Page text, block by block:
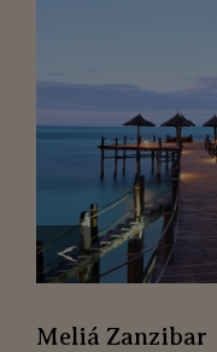
Meliá Zanzibar